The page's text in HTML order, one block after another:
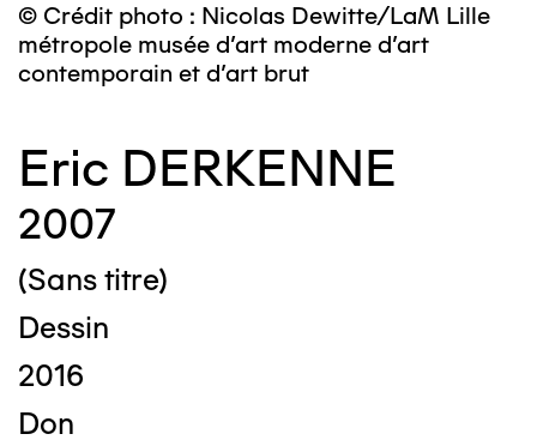
© Crédit photo : Nicolas Dewitte/LaM Lille
métropole musée d’art moderne d’art
contemporain et d’art brut
Eric DERKENNE
2007
(Sans titre)
Dessin
2016
Don